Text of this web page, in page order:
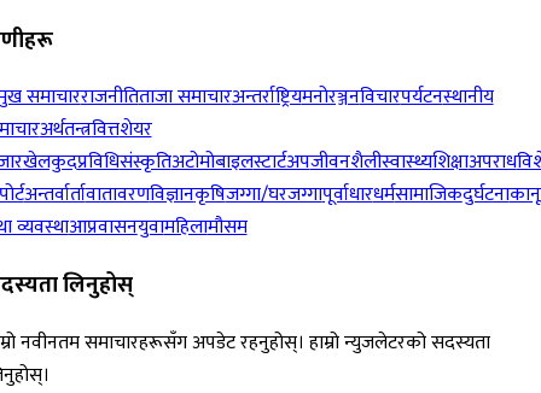
समाचारराजनीतिताजा समाचारअन्तर्राष्ट्रियमनोरञ्जनविचारपर्यटनस्थानीय
अर्थतन्त्रवित्तशेयर
खेलकुदप्रविधिसंस्कृतिअटोमोबाइलस्टार्टअपजीवनशैलीस्वास्थ्यशिक्षाअपराध
अन्तर्वार्तावातावरणविज्ञानकृषिजग्गा/घरजग्गापूर्वाधारधर्मसामाजिकदुर्घटना
व्यवस्थाआप्रवासनयुवामहिलामौसम
लिनुहोस्
नवीनतम समाचारहरूसँग अपडेट रहनुहोस्। हाम्रो न्युजलेटरको सदस्यता